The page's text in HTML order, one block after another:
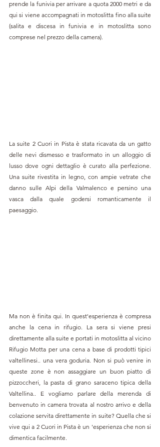
prende la funivia per arrivare a quota 2000 metri e da
qui si viene accompagnati in motoslitta fino alla suite
(salita e discesa in funivia e in motoslitta sono
comprese nel prezzo della camera).
La suite 2 Cuori in Pista è stata ricavata da un gatto
delle nevi dismesso e trasformato in un alloggio di
lusso dove ogni dettaglio è curato alla perfezione.
Una suite rivestita in legno, con ampie vetrate che
danno sulle Alpi della Valmalenco e persino una
vasca dalla quale godersi romanticamente il
paesaggio.
Ma non è finita qui. In quest'esperienza è compresa
anche la cena in rifugio. La sera si viene presi
direttamente alla suite e portati in motoslitta al vicino
Rifugio Motta per una cena a base di prodotti tipici
valtellinesi.. una vera goduria. Non si può venire in
queste zone è non assaggiare un buon piatto di
pizzoccheri, la pasta di grano saraceno tipica della
Valtellina.. E vogliamo parlare della merenda di
benvenuto in camera trovata al nostro arrivo e della
colazione servita direttamente in suite? Quella che si
vive qui a 2 Cuori in Pista è un 'esperienza che non si
dimentica facilmente.